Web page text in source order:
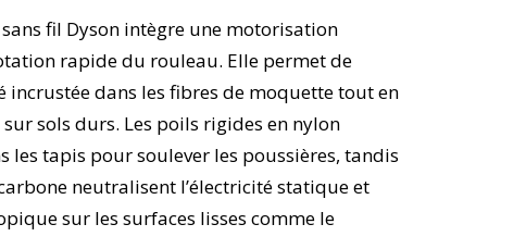
fil Dyson intègre une motorisation
rapide du rouleau. Elle permet de
incrustée dans les fibres de moquette tout en
sols durs. Les poils rigides en nylon
les tapis pour soulever les poussières, tandis
neutralisent l’électricité statique et
sur les surfaces lisses comme le